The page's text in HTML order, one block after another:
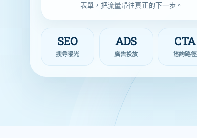
表單，把流量帶往真正的下一步。
SEO
搜尋曝光
ADS
廣告投放
CTA
諮詢路徑